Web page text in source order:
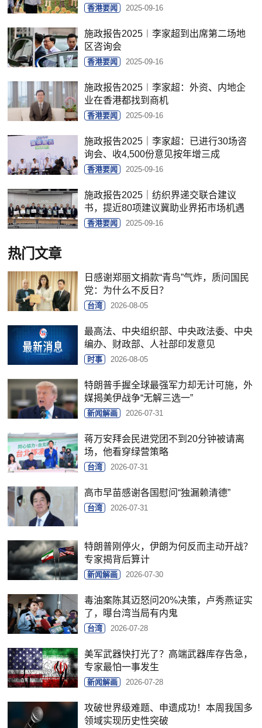
香港要闻 2025-09-16
施政报告2025︱李家超到出席第二场地
区咨询会
香港要闻 2025-09-16
施政报告2025︱李家超：外资、内地企
业在香港都找到商机
香港要闻 2025-09-16
施政报告2025｜李家超：已进行30场咨
询会、收4,500份意见按年增三成
香港要闻 2025-09-16
施政报告2025｜纺织界递交联合建议
书，提近80项建议冀助业界拓市场机遇
香港要闻 2025-09-16
热门文章
日感谢郑丽文捐款“青鸟”气炸，质问国民
党：为什么不反日？
台湾 2026-08-05
最高法、中央组织部、中央政法委、中央
编办、财政部、人社部印发意见
时事 2026-08-05
特朗普手握全球最强军力却无计可施，外
媒揭美伊战争“无解三选一”
新闻解画 2026-07-31
蒋万安拜会民进党团不到20分钟被请离
场，他看穿绿营策略
台湾 2026-07-31
高市早苗感谢各国慰问“独漏赖清德”
台湾 2026-07-31
特朗普刚停火，伊朗为何反而主动开战？
专家揭背后算计
新闻解画 2026-07-30
毒油案陈其迈怒问20%决策，卢秀燕证实
了，曝台湾当局有内鬼
台湾 2026-07-28
美军武器快打光了？高端武器库存告急，
专家最怕一事发生
新闻解画 2026-07-28
攻破世界级难题、申遗成功！本周我国多
领域实现历史性突破